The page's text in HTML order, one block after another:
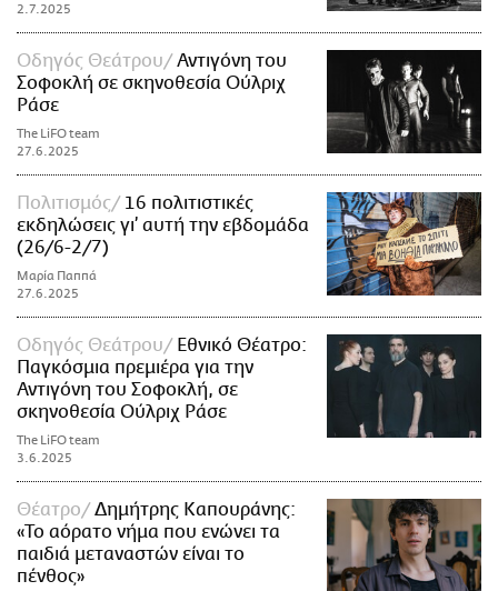
2.7.2025
Οδηγός Θεάτρου
Αντιγόνη του
Σοφοκλή σε σκηνοθεσία Ούλριχ
Ράσε
The LiFO team
27.6.2025
Πολιτισμός
16 πολιτιστικές
εκδηλώσεις γι’ αυτή την εβδομάδα
(26/6-2/7)
Μαρία Παππά
27.6.2025
Οδηγός Θεάτρου
Εθνικό Θέατρο:
Παγκόσμια πρεμιέρα για την
Αντιγόνη του Σοφοκλή, σε
σκηνοθεσία Ούλριχ Ράσε
The LiFO team
3.6.2025
Θέατρο
Δημήτρης Καπουράνης:
«Το αόρατο νήμα που ενώνει τα
παιδιά μεταναστών είναι το
πένθος»